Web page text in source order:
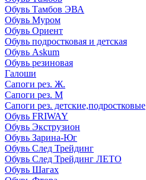
Обувь Тамбов ЭВА
Обувь Муром
Обувь Ориент
Обувь подростковая и детская
Обувь Askum
Обувь резиновая
Галоши
Сапоги рез. Ж.
Сапоги рез. М
Сапоги рез. детские,подростковые
Обувь FRIWAY
Обувь Экструзион
Обувь Зарина-Юг
Обувь След Трейдинг
Обувь След Трейдинг ЛЕТО
Обувь Шагах